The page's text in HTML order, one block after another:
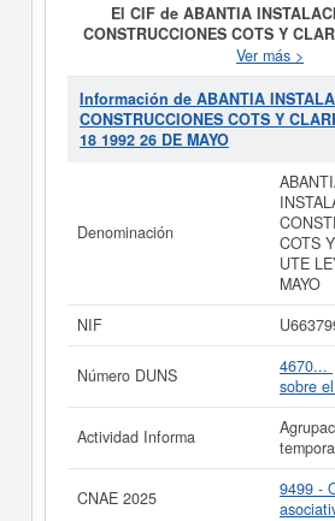
El CIF de ABANTIA
CONSTRUCCIONES COTS Y
18 1992 26 DE MAYO es U66379926.
la que pertenece es 9499 - Otras
n.c.o.p.. El número deABANTIA
S.A. Y CONSTRUCCIONES
UTE LEY 18 1992 26 DE MAYO
consultas, la última se ha
Consulte en esta página las
empresa y las relacionadas de su
Si está interesado en conocer más
ABANTIA INSTALACIONES S.A. Y
COTS Y CLARET S.L. UTE LEY 18
puede
acceder inmediatamente a
de ABANTIA
CONSTRUCCIONES COTS Y
18 1992 26 DE MAYO y consultar
años de actividad, así como los
resultados
La última actualización del informe
realizado el 08/01/
Ver más >
Información de ABANTIA
CONSTRUCCIONES COTS Y
18 1992 26 DE MAYO
Denominación
COTS
UTE
MAYO
NIF
Número DUNS 4670...
sobre
Actividad Informa
CNAE 2025
9499 -